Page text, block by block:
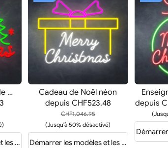
Lumières de sapin de Noël
les devis
Cadeau de Noël néon
depuis CHF523.48
CHF1,046.95
(Jusqu'à 50% désactivé)
Démarrer les modèles et les devis
depuis
Démarrer